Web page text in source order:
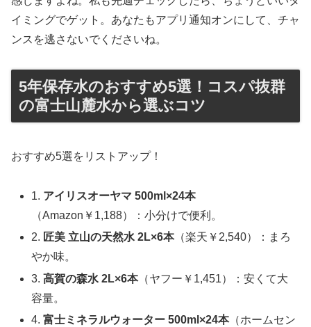
イミングでゲット。あなたもアプリ通知オンにして、チャ
ンスを逃さないでくださいね。
5年保存水のおすすめ5選！コスパ抜群
の富士山麓水から選ぶコツ
おすすめ5選をリストアップ！
1. アイリスオーヤマ 500ml×24本
（Amazon￥1,188）：小分けで便利。
2. 匠美 立山の天然水 2L×6本（楽天￥2,540）：まろ
やか味。
3.高賀の森水 2L×6本（ヤフー￥1,451）：安くて大
容量。
4.富士ミネラルウォーター 500ml×24本（ホームセン